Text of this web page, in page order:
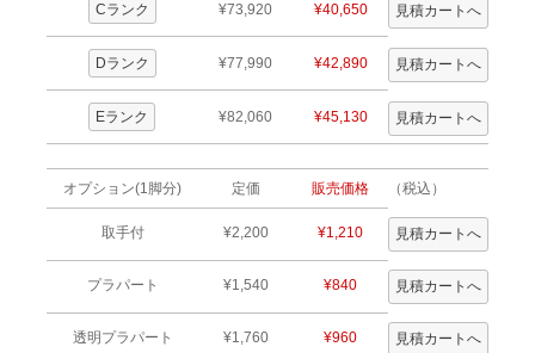
Cランク ¥73,920 ¥40,650
Dランク ¥77,990 ¥42,890
Eランク ¥82,060 ¥45,130
オプション(1脚分) 定価 販売価格 （税込）
取手付 ¥2,200 ¥1,210
プラパート ¥1,540 ¥840
透明プラパート ¥1,760 ¥960